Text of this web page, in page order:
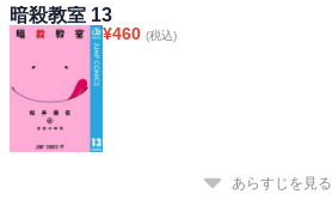
暗殺教室 13
¥460 (税込)
あらすじを見る